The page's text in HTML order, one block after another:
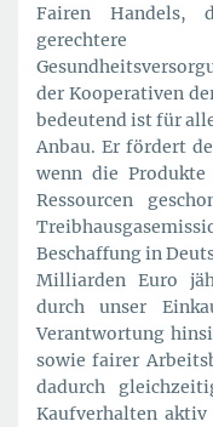
Fairen Handels,
gerechtere
der Kooperativen
bedeutend ist für
Anbau. Er fördert
wenn die
Ressourcen
Beschaffung in
Milliarden Euro
durch unser
Verantwortung
sowie fairer
dadurch
Kaufverhalten